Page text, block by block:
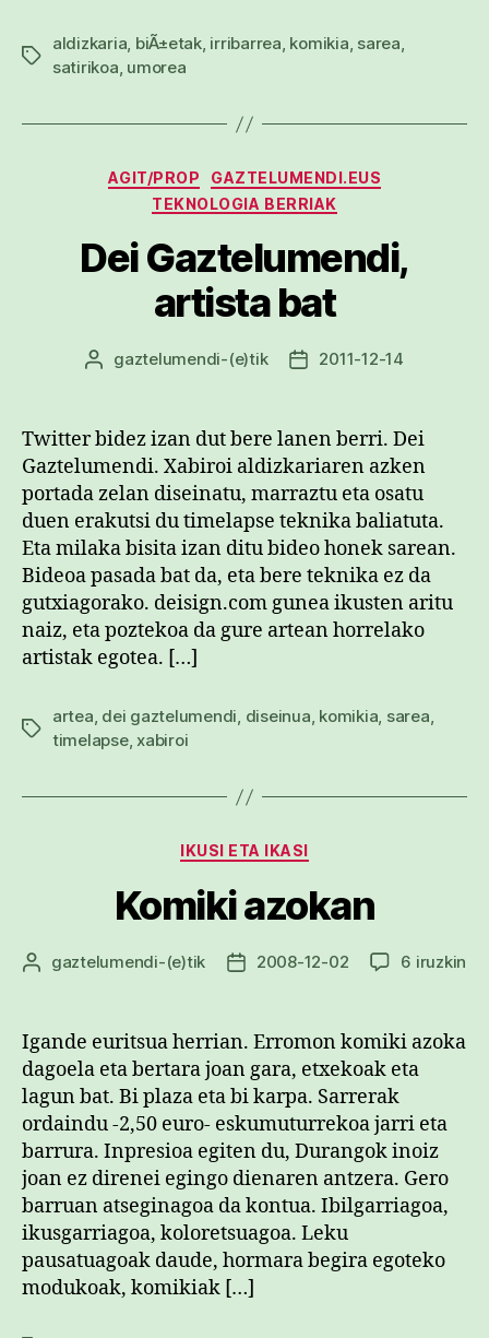
Etiketak
aldizkaria, biÃ±etak, irribarrea, komikia, sarea,
satirikoa, umorea
Kategoriak
AGIT/PROP
GAZTELUMENDI.EUS
TEKNOLOGIA BERRIAK
Dei Gaztelumendi,
artista bat
Argitalpenaren
gaztelumendi-(e)tik
Argitalpenaren
2011-12-14
Twitter bidez izan dut bere lanen berri. Dei
Gaztelumendi. Xabiroi aldizkariaren azken
portada zelan diseinatu, marraztu eta osatu
duen erakutsi du timelapse teknika baliatuta.
Eta milaka bisita izan ditu bideo honek sarean.
Bideoa pasada bat da, eta bere teknika ez da
gutxiagorako. deisign.com gunea ikusten aritu
naiz, eta poztekoa da gure artean horrelako
artistak egotea. […]
Etiketak
artea, dei gaztelumendi, diseinua, komikia, sarea,
timelapse,xabiroi
Kategoriak
IKUSI ETA IKASI
Komiki azokan
Argitalpenaren
gaztelumendi-(e)tik
Argitalpenaren
2008-12-02 6 iruzkin
Igande euritsua herrian. Erromon komiki azoka
dagoela eta bertara joan gara, etxekoak eta
lagun bat. Bi plaza eta bi karpa. Sarrerak
ordaindu -2,50 euro- eskumuturrekoa jarri eta
barrura. Inpresioa egiten du, Durangok inoiz
joan ez direnei egingo dienaren antzera. Gero
barruan atseginagoa da kontua. Ibilgarriagoa,
ikusgarriagoa, koloretsuagoa. Leku
pausatuagoak daude, hormara begira egoteko
modukoak, komikiak […]